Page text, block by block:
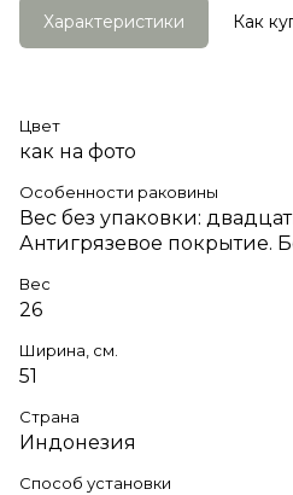
Характеристики Как
Цвет
как на фото
Особенности раковины
Вес без упаковки:
Антигрязевое покрытие.
Вес
26
Ширина, см.
51
Страна
Индонезия
Способ установки